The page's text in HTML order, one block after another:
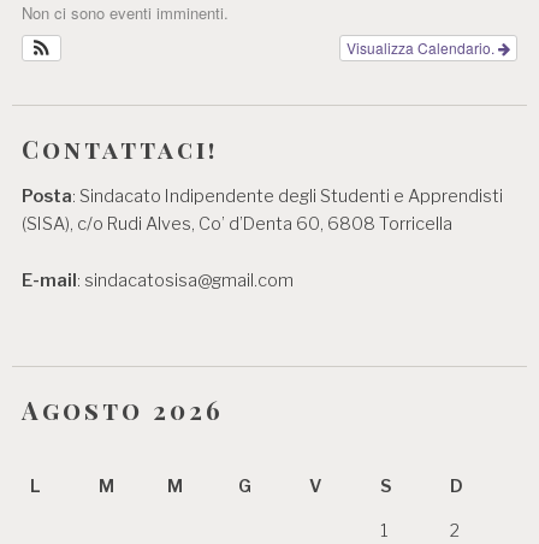
Non ci sono eventi imminenti.
Visualizza Calendario.
Contattaci!
Posta: Sindacato Indipendente degli Studenti e Apprendisti
(SISA), c/o Rudi Alves, Co’ d’Denta 60, 6808 Torricella
E-mail: sindacatosisa@gmail.com
Agosto 2026
L M M G V S D
1 2